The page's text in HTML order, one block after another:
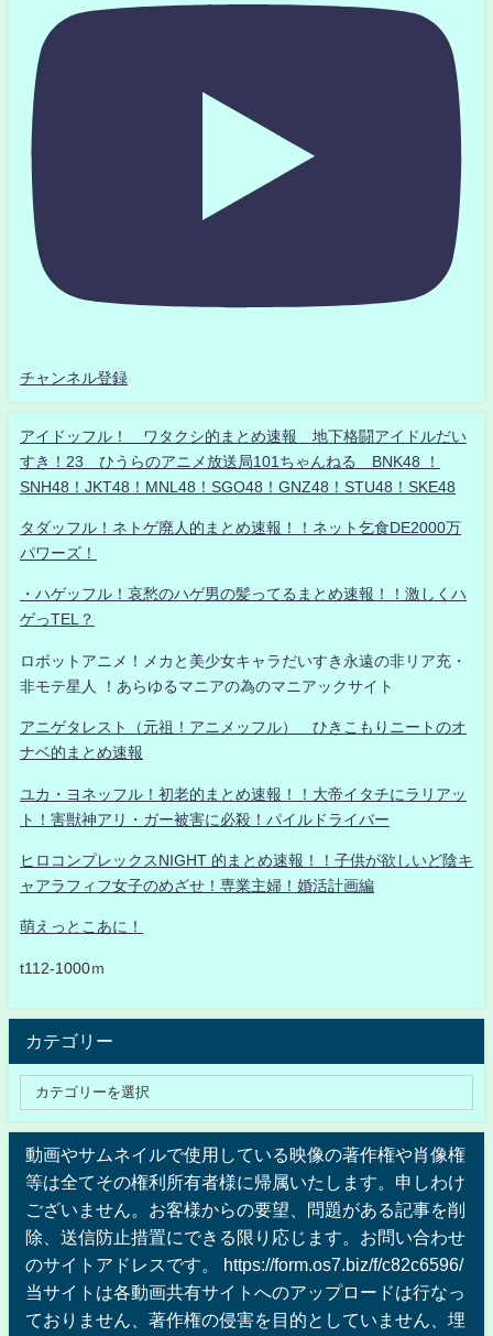
チャンネル登録
アイドッフル！ ワタクシ的まとめ速報 地下格闘アイドルだい
すき！23 ひうらのアニメ放送局101ちゃんねる BNK48 ！
SNH48！JKT48！MNL48！SGO48！GNZ48！STU48！SKE48
タダッフル！ネトゲ廃人的まとめ速報！！ネット乞食DE2000万
パワーズ！
・ハゲッフル！哀愁のハゲ男の髪ってるまとめ速報！！激しくハ
ゲっTEL？
ロボットアニメ！メカと美少女キャラだいすき永遠の非リア充・
非モテ星人 ！あらゆるマニアの為のマニアックサイト
アニゲタレスト（元祖！アニメッフル） ひきこもりニートのオ
ナベ的まとめ速報
ユカ・ヨネッフル！初老的まとめ速報！！大帝イタチにラリアッ
ト！害獣神アリ・ガー被害に必殺！パイルドライバー
ヒロコンプレックスNIGHT 的まとめ速報！！子供が欲しいど陰キ
ャアラフィフ女子のめざせ！専業主婦！婚活計画編
萌えっとこあに！
t112-1000ｍ
カテゴリー
動画やサムネイルで使用している映像の著作権や肖像権
等は全てその権利所有者様に帰属いたします。申しわけ
ございません。お客様からの要望、問題がある記事を削
除、送信防止措置にできる限り応じます。お問い合わせ
のサイトアドレスです。 https://form.os7.biz/f/c82c6596/
当サイトは各動画共有サイトへのアップロードは行なっ
ておりません、著作権の侵害を目的としていません、埋